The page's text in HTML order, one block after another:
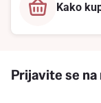
Kako
Prijavite se